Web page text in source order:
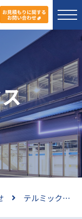
テルミックＮＥＷＳ